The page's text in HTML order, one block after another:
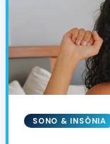
SONO & INSÔNIA